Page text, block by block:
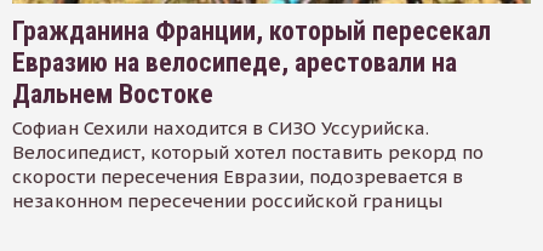
Гражданина Франции, который пересекал
Евразию на велосипеде, арестовали на
Дальнем Востоке
Софиан Сехили находится в СИЗО Уссурийска.
Велосипедист, который хотел поставить рекорд по
скорости пересечения Евразии, подозревается в
незаконном пересечении российской границы